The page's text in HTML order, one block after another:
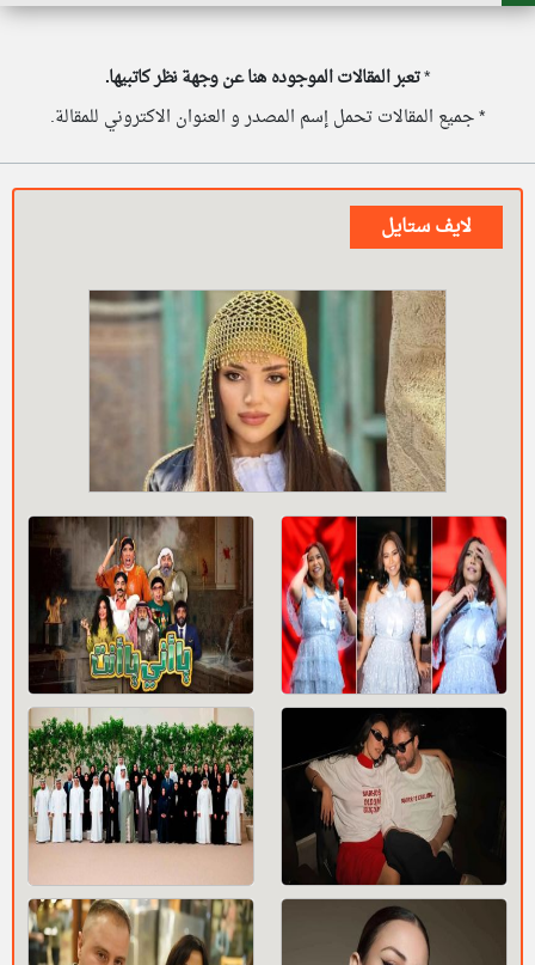
*تعبر المقالات الموجوده هنا عن وجهة نظر كاتبيها.
* جميع المقالات تحمل إسم المصدر و العنوان الاكتروني للمقالة.
لايف ستايل